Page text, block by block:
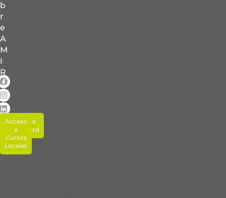
b
r
e
A
M
I
R
Acceso a
Blackboard
Acceso
a
Cursos
Locales